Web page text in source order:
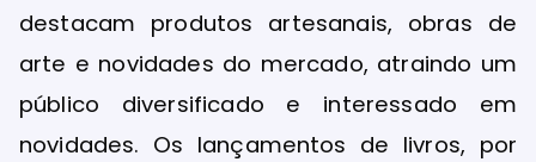
destacam produtos artesanais, obras de
arte e novidades do mercado, atraindo um
público diversificado e interessado em
novidades. Os lançamentos de livros, por